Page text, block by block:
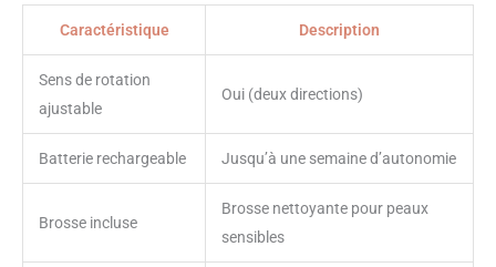
Caractéristique Description
Sens de rotation
ajustable
Oui (deux directions)
Batterie rechargeable Jusqu’à une semaine d’autonomie
Brosse incluse
Brosse nettoyante pour peaux
sensibles